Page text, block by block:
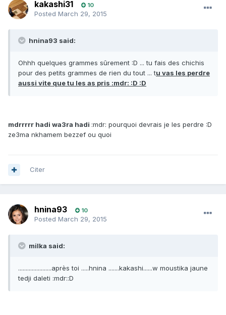
kakashi31 10
Posted March 29, 2015
hnina93 said:
Ohhh quelques grammes sûrement :D ... tu fais des chichis
pour des petits grammes de rien du tout ... tu vas les perdre
aussi vite que tu les as pris :mdr: :D :D
mdrrrrr hadi wa3ra hadi :mdr: pourquoi devrais je les perdre :D
ze3ma nkhamem bezzef ou quoi
Citer
hnina93 10
Posted March 29, 2015
milka said:
......................après toi .....hnina .......kakashi......w moustika jaune
tedji daleti :mdr::D